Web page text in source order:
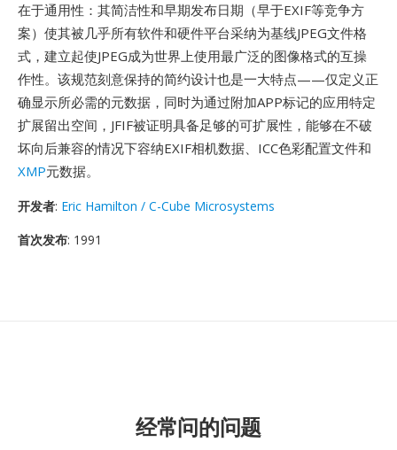
在于通用性：其简洁性和早期发布日期（早于EXIF等竞争方
案）使其被几乎所有软件和硬件平台采纳为基线JPEG文件格
式，建立起使JPEG成为世界上使用最广泛的图像格式的互操
作性。该规范刻意保持的简约设计也是一大特点——仅定义正
确显示所必需的元数据，同时为通过附加APP标记的应用特定
扩展留出空间，JFIF被证明具备足够的可扩展性，能够在不破
坏向后兼容的情况下容纳EXIF相机数据、ICC色彩配置文件和
XMP元数据。
开发者: Eric Hamilton / C-Cube Microsystems
首次发布: 1991
经常问的问题